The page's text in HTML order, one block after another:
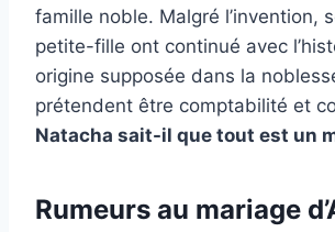
famille noble. Malgré l’invention,
petite-fille ont continué avec
origine supposée dans la
prétendent être comptabilité et
Natacha sait-il que tout est un
Rumeurs au mariage